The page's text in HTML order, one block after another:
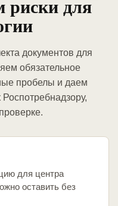
риски для
документов для
обязательное
пробелы и даем
для центра
оставить без